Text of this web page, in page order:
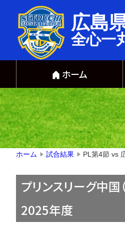
広島
全心一
ホーム
ホーム ▶ 試合結果 ▶
プリンスリーグ中国
2025年度